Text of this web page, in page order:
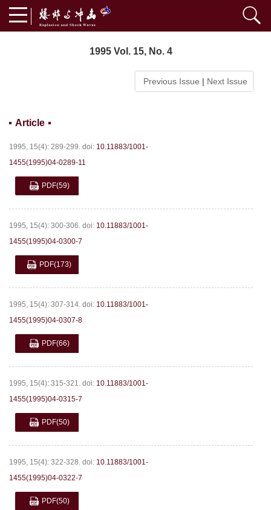
1995 Vol. 15, No. 4
Previous Issue | Next Issue
Article
1995, 15(4): 289-299. doi: 10.11883/1001-
1455(1995)04-0289-11
PDF(59)
1995, 15(4): 300-306. doi: 10.11883/1001-
1455(1995)04-0300-7
PDF(173)
1995, 15(4): 307-314. doi: 10.11883/1001-
1455(1995)04-0307-8
PDF(66)
1995, 15(4): 315-321. doi: 10.11883/1001-
1455(1995)04-0315-7
PDF(50)
1995, 15(4): 322-328. doi: 10.11883/1001-
1455(1995)04-0322-7
PDF(50)